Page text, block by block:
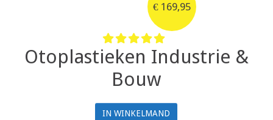
€ 169,95
Otoplastieken Industrie &
Bouw
IN WINKELMAND